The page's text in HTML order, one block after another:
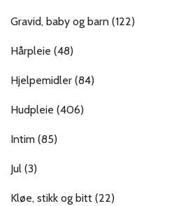
Gravid, baby og barn (122)
Hårpleie (48)
Hjelpemidler (84)
Hudpleie (406)
Intim (85)
Jul (3)
Kløe, stikk og bitt (22)